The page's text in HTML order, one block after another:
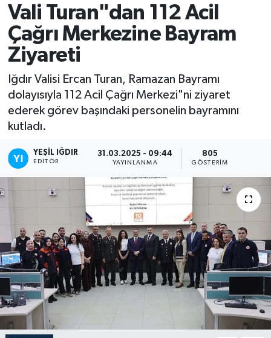
Vali Turan"dan 112 Acil
Çağrı Merkezine Bayram
Ziyareti
Iğdır Valisi Ercan Turan, Ramazan Bayramı
dolayısıyla 112 Acil Çağrı Merkezi"ni ziyaret
ederek görev başındaki personelin bayramını
kutladı.
YEŞIL IĞDIR
EDITÖR
31.03.2025 - 09:44
YAYINLANMA
805
GÖSTERIM
Son Dakika Haberleri
Haber Arşivi